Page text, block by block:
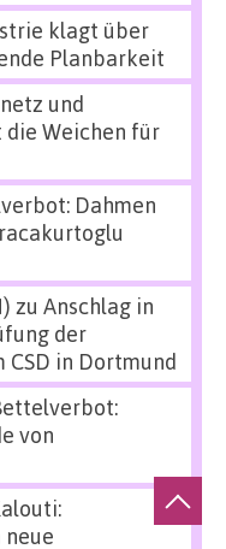
klagt über
Planbarkeit
und
die Weichen für
Dahmen
zu Anschlag in
der
in Dortmund
von
neue